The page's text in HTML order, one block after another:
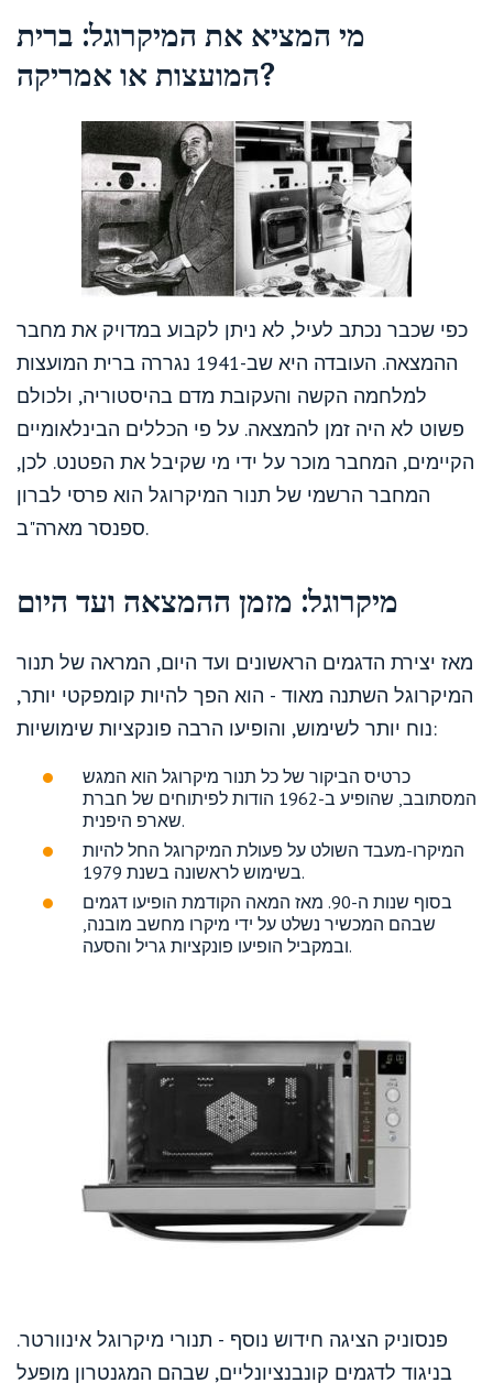
מי המציא את המיקרוגל: ברית
המועצות או אמריקה?
כפי שכבר נכתב לעיל, לא ניתן לקבוע במדויק את מחבר
ההמצאה. העובדה היא שב-1941 נגררה ברית המועצות
למלחמה הקשה והעקובת מדם בהיסטוריה, ולכולם
פשוט לא היה זמן להמצאה. על פי הכללים הבינלאומיים
הקיימים, המחבר מוכר על ידי מי שקיבל את הפטנט. לכן,
המחבר הרשמי של תנור המיקרוגל הוא פרסי לברון
ספנסר מארה"ב.
מיקרוגל: מזמן ההמצאה ועד היום
מאז יצירת הדגמים הראשונים ועד היום, המראה של תנור
המיקרוגל השתנה מאוד - הוא הפך להיות קומפקטי יותר,
נוח יותר לשימוש, והופיעו הרבה פונקציות שימושיות:
כרטיס הביקור של כל תנור מיקרוגל הוא המגש
המסתובב, שהופיע ב-1962 הודות לפיתוחים של חברת
שארפ היפנית.
המיקרו-מעבד השולט על פעולת המיקרוגל החל להיות
בשימוש לראשונה בשנת 1979.
בסוף שנות ה-90. מאז המאה הקודמת הופיעו דגמים
שבהם המכשיר נשלט על ידי מיקרו מחשב מובנה,
ובמקביל הופיעו פונקציות גריל והסעה.
פנסוניק הציגה חידוש נוסף - תנורי מיקרוגל אינוורטר.
בניגוד לדגמים קונבנציונליים, שבהם המגנטרון מופעל